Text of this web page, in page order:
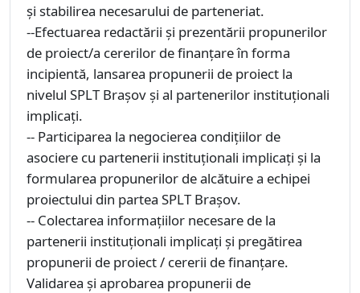
și stabilirea necesarului de parteneriat.
--Efectuarea redactării și prezentării propunerilor
de proiect/a cererilor de finanțare în forma
incipientă, lansarea propunerii de proiect la
nivelul SPLT Brașov și al partenerilor instituționali
implicați.
-- Participarea la negocierea condițiilor de
asociere cu partenerii instituționali implicați și la
formularea propunerilor de alcătuire a echipei
proiectului din partea SPLT Brașov.
-- Colectarea informațiilor necesare de la
partenerii instituționali implicați și pregătirea
propunerii de proiect / cererii de finanțare.
Validarea și aprobarea propunerii de